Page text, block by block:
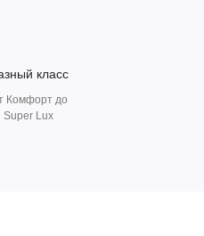
класс
Комфорт до
Super Lux